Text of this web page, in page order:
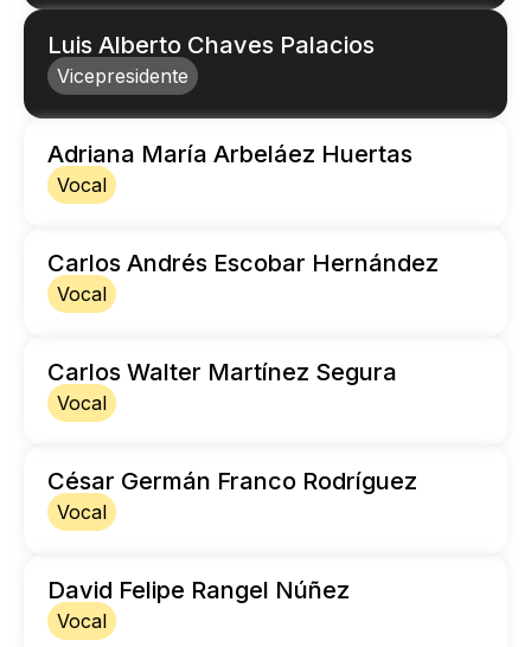
Luis Alberto Chaves Palacios
Vicepresidente
Adriana María Arbeláez Huertas
Vocal
Carlos Andrés Escobar Hernández
Vocal
Carlos Walter Martínez Segura
Vocal
César Germán Franco Rodríguez
Vocal
David Felipe Rangel Núñez
Vocal